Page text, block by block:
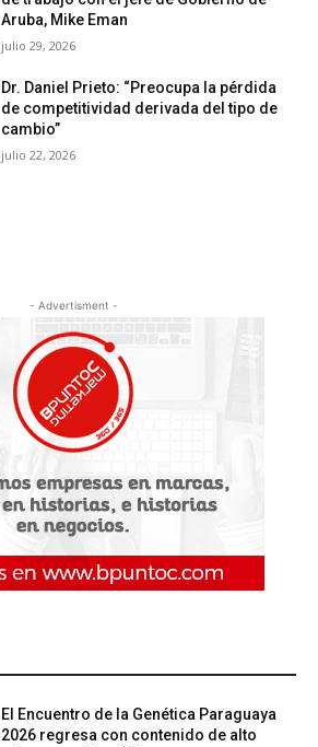
Aruba, Mike Eman
julio 29, 2026
Dr. Daniel Prieto: “Preocupa la pérdida
de competitividad derivada del tipo de
cambio”
julio 22, 2026
- Advertisment -
El Encuentro de la Genética Paraguaya
2026 regresa con contenido de alto